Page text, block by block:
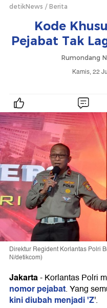
detikNews Berita
Kode
Pejabat Tak
Rumondang
Kamis, 22
Direktur Regident Korlantas Polri
N/detikcom)
Jakarta-Korlantas Polri
nomor pejabat. Yang
kini diubah menjadi 'Z'.